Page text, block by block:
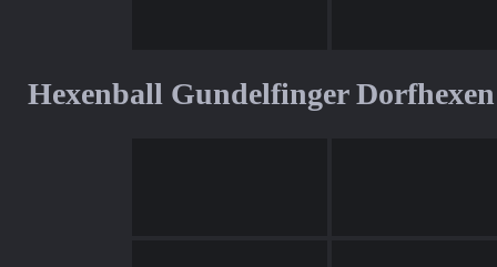
Hexenball Gundelfinger Dorfhexen